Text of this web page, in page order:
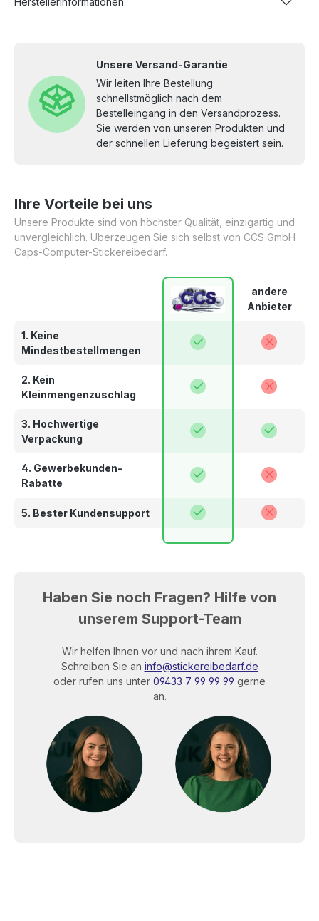
Unsere Versand-Garantie
Wir leiten Ihre Bestellung
schnellstmöglich nach dem
Bestelleingang in den Versandprozess.
Sie werden von unseren Produkten und
der schnellen Lieferung begeistert sein.
Ihre Vorteile bei uns
Unsere Produkte sind von höchster Qualität, einzigartig und
unvergleichlich. Überzeugen Sie sich selbst von CCS GmbH
Caps-Computer-Stickereibedarf.
andere
Anbieter
1. Keine
Mindestbestellmengen
2. Kein
Kleinmengenzuschlag
3. Hochwertige
Verpackung
4. Gewerbekunden-
Rabatte
5. Bester Kundensupport
Haben Sie noch Fragen? Hilfe von
unserem Support-Team
Wir helfen Ihnen vor und nach ihrem Kauf.
Schreiben Sie an info@stickereibedarf.de
oder rufen uns unter 09433 7 99 99 99 gerne
an.